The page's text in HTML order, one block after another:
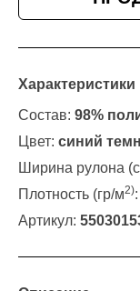
Характеристики
Состав: 98%
Цвет: синий
Ширина рулона
Плотность (гр/м2):
Артикул: